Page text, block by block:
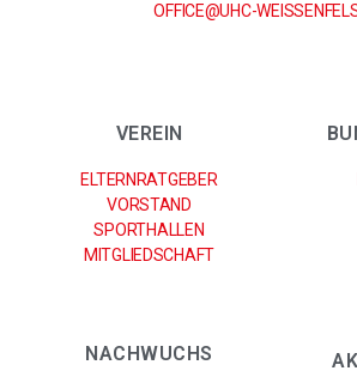
OFFICE@UHC-
VEREIN
ELTERNRATGEBER
VORSTAND
SPORTHALLEN
MITGLIEDSCHAFT
NACHWUCHS